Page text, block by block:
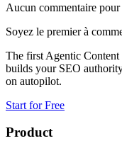
Aucun commentaire
Soyez le premier à
The first Agentic Content
builds your SEO
on autopilot.
Start for Free
Product